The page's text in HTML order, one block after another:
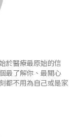
於醫療最原始的信
最了解你、最關心
都不用為自己或是家